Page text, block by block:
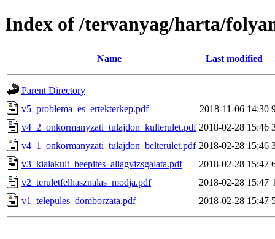
Index of /tervanyag/harta/
Name Last modified
Parent Directory
v5_problema_es_ertekterkep.pdf
2018-11-06 14:30
v4_2_onkormanyzati_tulajdon_kulterulet.pdf 2018-02-28 15:46
v4_1_onkormanyzati_tulajdon_belterulet.pdf 2018-02-28 15:46
v3_kialakult_beepites_allagvizsgalata.pdf
2018-02-28 15:47
v2_teruletfelhasznalas_modja.pdf
2018-02-28 15:47
v1_telepules_domborzata.pdf
2018-02-28 15:47